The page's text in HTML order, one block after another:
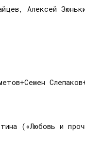
Алексей
(«Любовь и